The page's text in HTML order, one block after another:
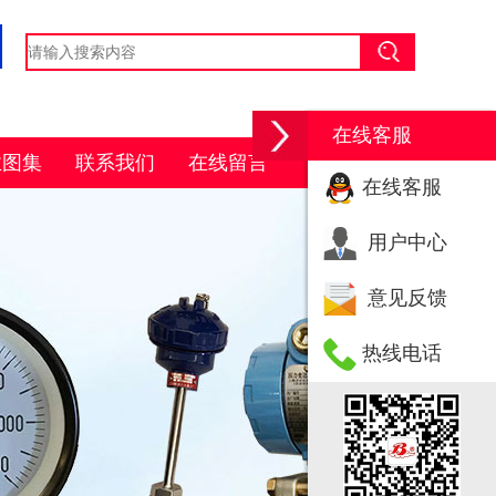
在线客服
在线客服
用户中心
意见反馈
热线电话
集 联系我们 在线留言